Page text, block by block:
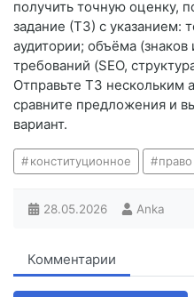
получить точную оценку,
задание (ТЗ) с указанием:
аудитории; объёма
требований (SEO,
Отправьте ТЗ нескольким
сравните предложения и
вариант.
конституционное право
28.05.2026 Anka
Комментарии